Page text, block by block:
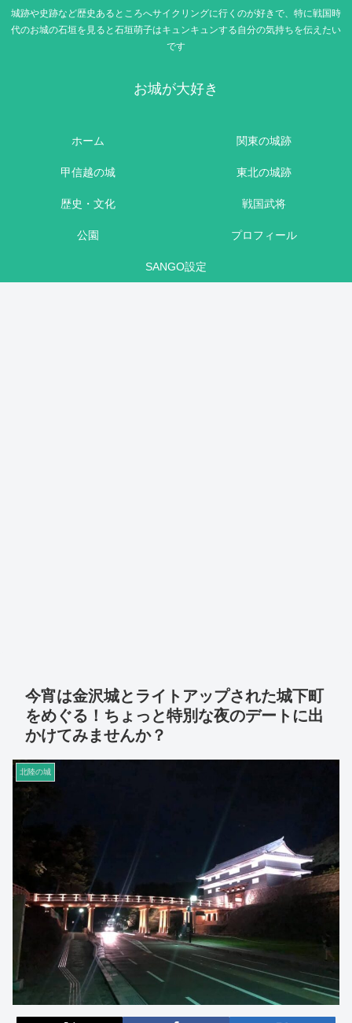
城跡や史跡など歴史あるところへサイクリングに行くのが好きで、特に戦国時
代のお城の石垣を見ると石垣萌子はキュンキュンする自分の気持ちを伝えたい
です
お城が大好き
ホーム 関東の城跡
甲信越の城 東北の城跡
歴史・文化 戦国武将
公園 プロフィール
SANGO設定
今宵は金沢城とライトアップされた城下町
をめぐる！ちょっと特別な夜のデートに出
かけてみませんか？
北陸の城